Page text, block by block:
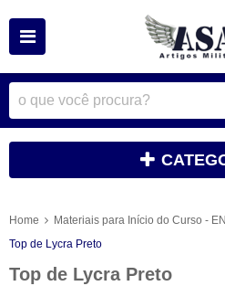
Home
Materiais para Início do Curso -
Top de Lycra Preto
Top de Lycra Preto